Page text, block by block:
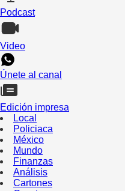
Podcast
Video
Únete al canal
Edición impresa
Local
Policiaca
México
Mundo
Finanzas
Análisis
Cartones